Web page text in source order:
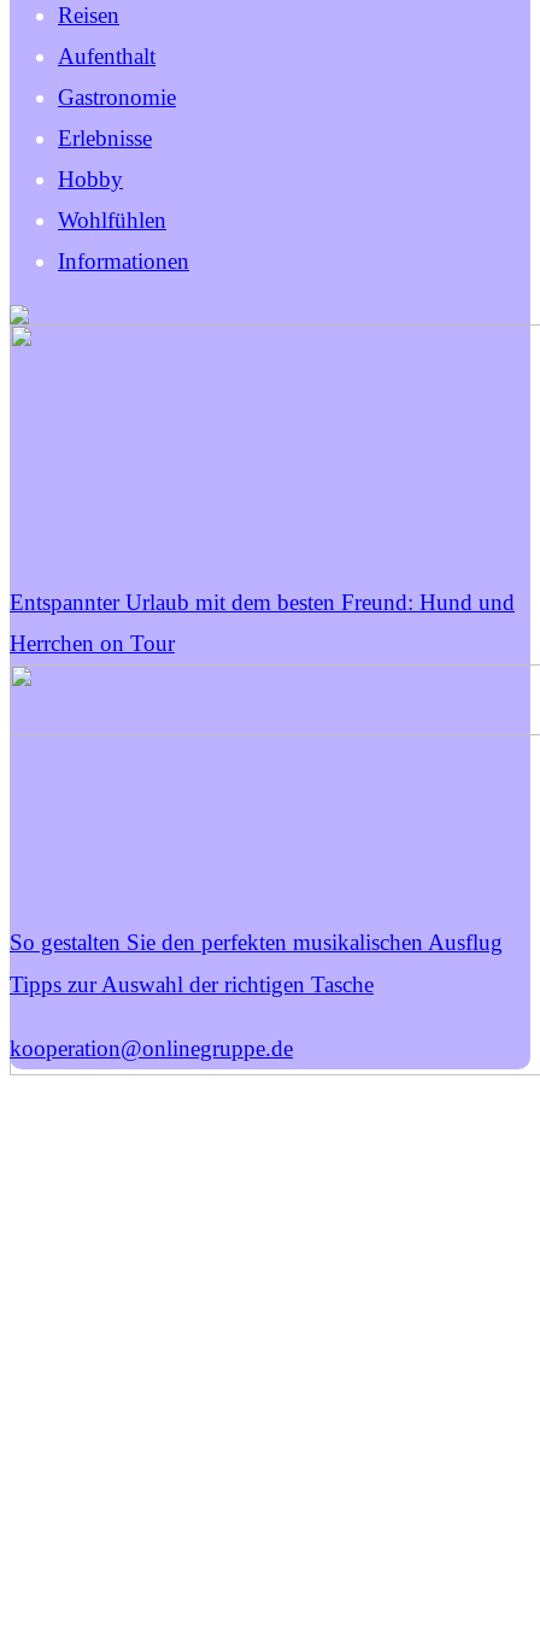
Reisen
Aufenthalt
Gastronomie
Erlebnisse
Hobby
Wohlfühlen
Informationen
Entspannter Urlaub mit dem besten Freund: Hund und
Herrchen on Tour
So gestalten Sie den perfekten musikalischen Ausflug
Tipps zur Auswahl der richtigen Tasche
kooperation@onlinegruppe.de